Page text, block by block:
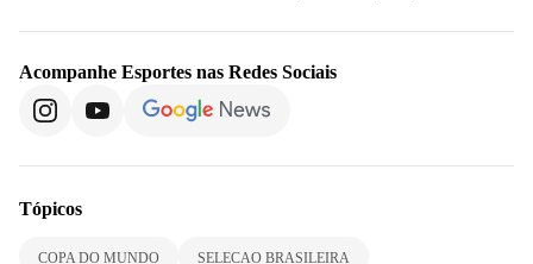
Acompanhe Esportes nas Redes Sociais
Tópicos
COPA DO MUNDO SELECAO BRASILEIRA